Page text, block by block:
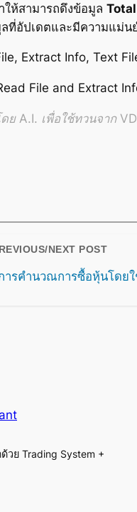
ให้สามารถดึงข้อมูล
ที่อัปเดตและมีความแม่น
Extract Info, Text
File and Extract
ย A.I. เพื่อใช้ทวนจาก
NEXT POST
ารคำนวณการซื้อหุ้นโดยใ
วย Trading System +